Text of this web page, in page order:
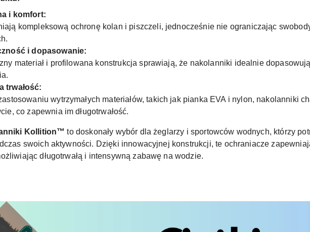
i komfort:
kompleksową ochronę kolan i piszczeli, jednocześnie nie ograniczając
i dopasowanie:
materiał i profilowana konstrukcja sprawiają, że nakolanniki idealnie
trwałość:
wytrzymałych materiałów, takich jak pianka EVA i nylon, nakolanniki
co zapewnia im długotrwałość.
Kollition™ to doskonały wybór dla żeglarzy i sportowców wodnych, którzy
swoich aktywności. Dzięki innowacyjnej konstrukcji, te ochraniacze
długotrwałą i intensywną zabawę na wodzie.